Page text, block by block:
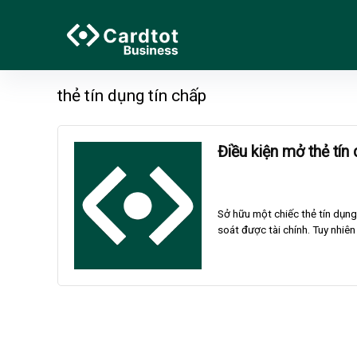
thẻ tín dụng tín chấp
Điều kiện mở thẻ tín
Sở hữu một chiếc thẻ tín
soát được tài chính. Tuy